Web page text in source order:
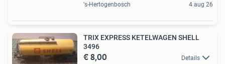
's-Hertogenbosch 4 aug 26
TRIX EXPRESS KETELWAGEN SHELL
3496
€ 8,00 Details